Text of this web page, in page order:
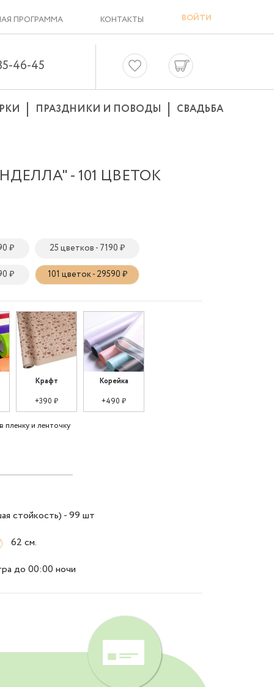
ПРОГРАММА КОНТАКТЫ ВОЙТИ
46-45
ПРАЗДНИКИ И ПОВОДЫ СВАДЬБА
- 101 ЦВЕТОК
₽ 25 цветков - 7190 ₽
₽ 101 цветок - 29590 ₽
Крафт
+390 ₽
Корейка
+490 ₽
пленку и ленточку
стойкость) - 99 шт
62 см.
до 00:00 ночи